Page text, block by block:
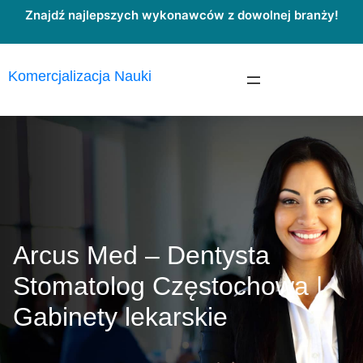
Przejdź
treści
Znajdź najlepszych wykonawców z dowolnej branży!
Komercjalizacja Nauki
Arcus Med – Dentysta
Stomatolog Częstochowa |
Gabinety lekarskie